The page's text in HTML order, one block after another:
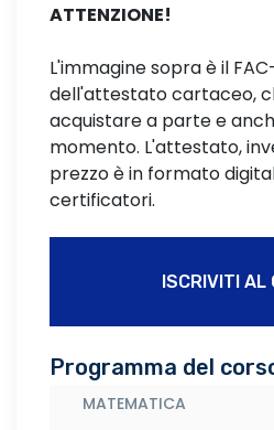
ATTENZIONE!
L'immagine sopra è il
dell'attestato cartaceo,
acquistare a parte e
momento. L'attestato,
prezzo è in formato
certificatori.
ISCRIVITI AL
Programma del
MATEMATICA